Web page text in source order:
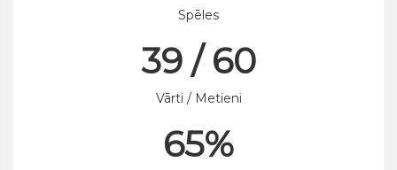
Spēles
39 / 60
Vārti / Metieni
65%